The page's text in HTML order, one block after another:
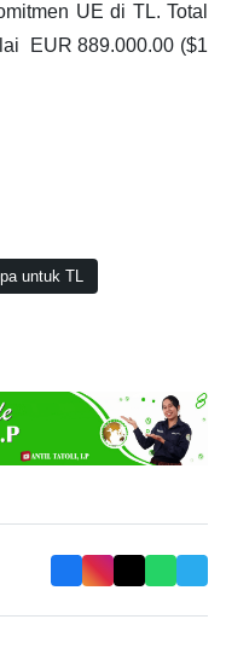
UE di TL. Total
EUR 889.000.00 ($1
untuk TL